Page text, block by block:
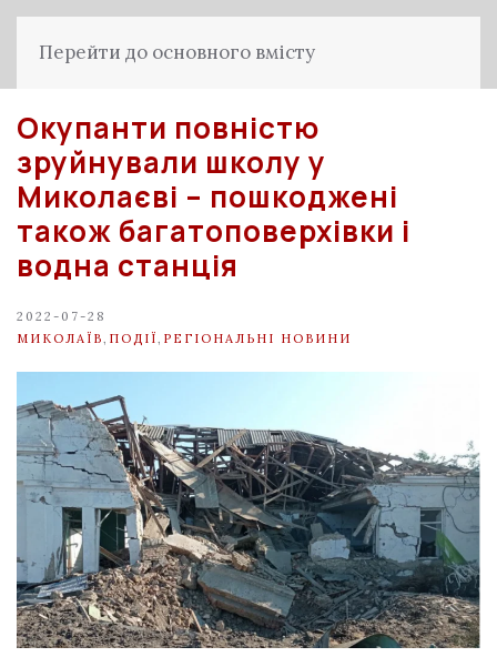
Перейти до основного вмісту
Окупанти повністю
зруйнували школу у
Миколаєві – пошкоджені
також багатоповерхівки і
водна станція
2022-07-28
МИКОЛАЇВ ПОДІЇ РЕГІОНАЛЬНІ НОВИНИ